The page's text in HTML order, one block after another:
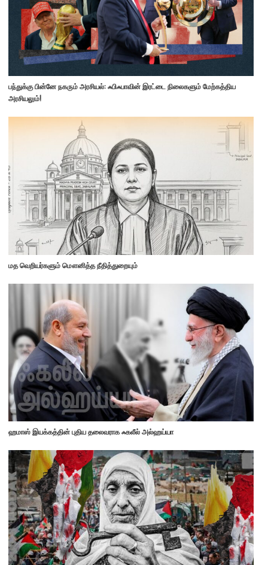
பந்துக்கு பின்னே நகரும் அரசியல்: ஃபிஃபாவின் இரட்டை நிலைகளும் மேற்கத்திய
அரசியலும்!
மத வெறியர்களும் மௌனித்த நீதித்துறையும்
ஹமாஸ் இயக்கத்தின் புதிய தலைவராக ஃகலீல் அல்ஹய்யா